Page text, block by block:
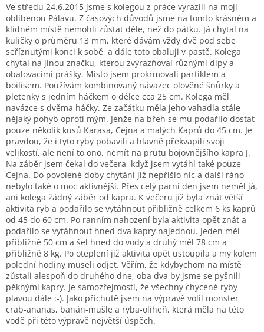
Ve středu 24.6.2015 jsme s kolegou z práce vyrazili na moji
oblíbenou Pálavu. Z časových důvodů jsme na tomto krásném a
klidném místě nemohli zůstat déle, než do pátku. Já chytal na
kuličky o průměru 13 mm, které dávám vždy dvě pod sebe
seříznutými konci k sobě, a dále toto obaluji v pastě. Kolega
chytal na jinou značku, kterou zvýrazňoval různými dipy a
obalovacími prášky. Místo jsem prokrmovali partiklem a
boilisem. Používám kombinovaný návazec olověné šnůrky a
pletenky s jedním háčkem o délce cca 25 cm. Kolega měl
navázce s dvěma háčky. Ze začátku měla jeho vahadla stále
nějaký pohyb oproti mým. Jenže na břeh se mu podařilo dostat
pouze několik kusů Karasa, Cejna a malých Kaprů do 45 cm. Je
pravdou, že i tyto ryby pobavili a hlavně překvapili svoji
velikostí, ale není to ono, nemít na prutu bojovnějšího kapra J.
Na záběr jsem čekal do večera, když jsem vytáhl také pouze
Cejna. Do povolené doby chytání již nepřišlo nic a další ráno
nebylo také o moc aktivnější. Přes celý parní den jsem neměl já,
ani kolega žádný záběr od kapra. K večeru již byla znát větší
aktivita ryb a podařilo se vytáhnout přibližně celkem 6 ks kaprů
od 45 do 60 cm. Po ranním nahození byla aktivita opět znát a
podařilo se vytáhnout hned dva kapry najednou. Jeden měl
přibližně 50 cm a šel hned do vody a druhý měl 78 cm a
přibližně 8 kg. Po oteplení již aktivita opět ustoupila a my kolem
polední hodiny museli odjet. Věřím, že kdybychom na místě
zůstali alespoň do druhého dne, oba dva by jsme se pyšnili
pěknými kapry. Je samozřejmostí, že všechny chycené ryby
plavou dále :-). Jako příchutě jsem na výpravě volil monster
crab-ananas, banán-mušle a ryba-oliheň, která měla na této
vodě při této výpravě největší úspěch.